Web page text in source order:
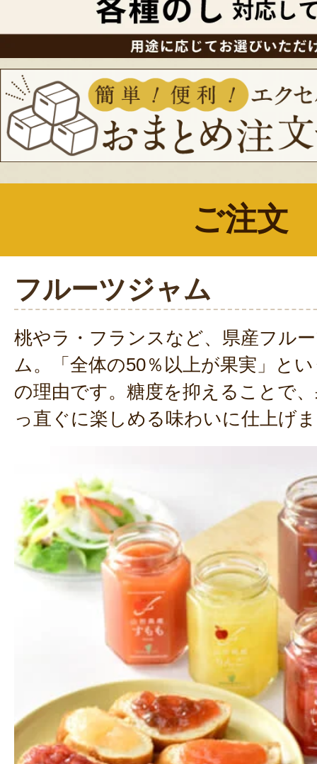
ご注文
フルーツジャム
桃やラ・フランスなど、県産フル
ム。「全体の50％以上が果実」と
の理由です。糖度を抑えることで
っ直ぐに楽しめる味わいに仕上げ